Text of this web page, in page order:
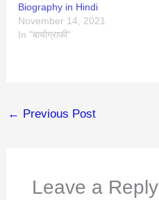
Biography in Hindi
November 14, 2021
In "बायोग्राफी"
← Previous Post
Leave a Reply